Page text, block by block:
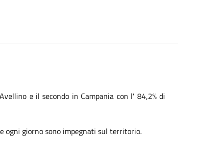
e il secondo in Campania con l' 84,2% di
ogni giorno sono impegnati sul territorio.